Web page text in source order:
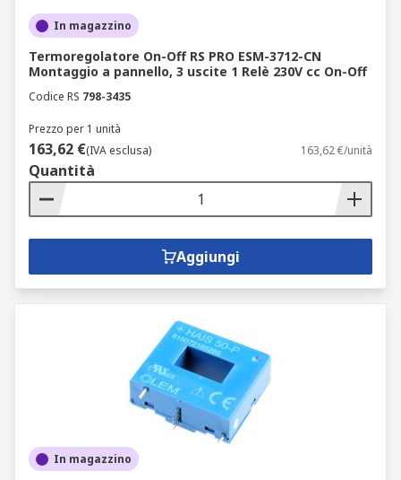
In magazzino
Termoregolatore On-Off RS PRO ESM-3712-CN
Montaggio a pannello, 3 uscite 1 Relè 230V cc On-Off
Codice RS 798-3435
Prezzo per 1 unità
163,62 €(IVA esclusa) 163,62 €/unità
Quantità
Aggiungi
In magazzino